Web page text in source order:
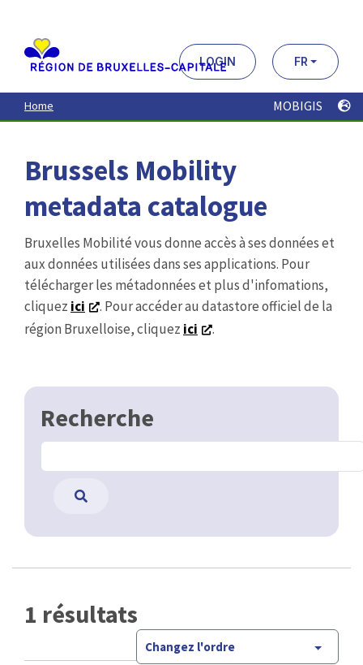
contenu
principal
LOGIN FR
Home MOBIGIS
Brussels Mobility
metadata catalogue
Bruxelles Mobilité vous donne accès à ses données et
aux données utilisées dans ses applications. Pour
télécharger les métadonnées et plus d'infomations,
cliquez ici
. Pour accéder au datastore officiel de la
région Bruxelloise, cliquez ici .
Recherche
1 résultats
Changez l'ordre